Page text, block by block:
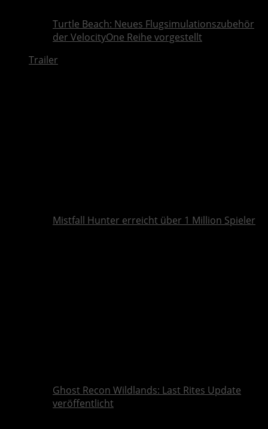
Turtle Beach: Neues Flugsimulationszubehör
der VelocityOne Reihe vorgestellt
Trailer
Mistfall Hunter erreicht über 1 Million Spieler
Ghost Recon Wildlands: Last Rites Update
veröffentlicht